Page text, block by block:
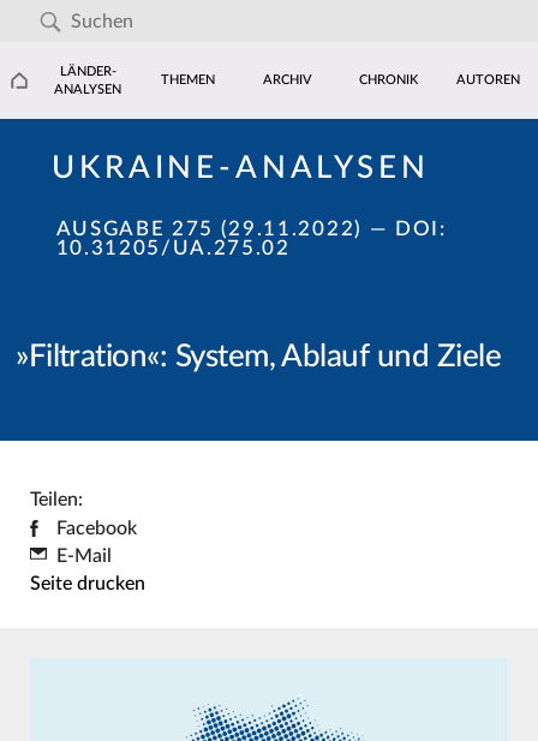
LÄNDER-
ANALYSEN
THEMEN ARCHIV CHRONIK AUTOREN
UKRAINE-ANALYSEN
AUSGABE 275 (29.11.2022)
— DOI:
10.31205/UA.275.02
»Filtration«: System, Ablauf und Ziele
Teilen:
Facebook
E-Mail
Seite drucken